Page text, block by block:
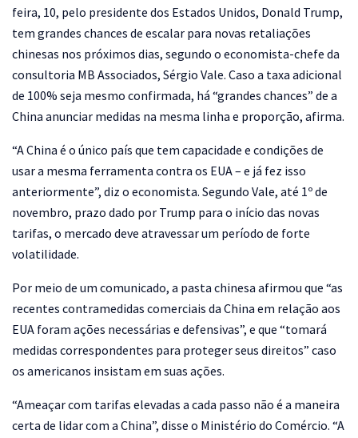
feira, 10, pelo presidente dos Estados Unidos, Donald Trump,
tem grandes chances de escalar para novas retaliações
chinesas nos próximos dias, segundo o economista-chefe da
consultoria MB Associados, Sérgio Vale. Caso a taxa adicional
de 100% seja mesmo confirmada, há “grandes chances” de a
China anunciar medidas na mesma linha e proporção, afirma.
“A China é o único país que tem capacidade e condições de
usar a mesma ferramenta contra os EUA – e já fez isso
anteriormente”, diz o economista. Segundo Vale, até 1º de
novembro, prazo dado por Trump para o início das novas
tarifas, o mercado deve atravessar um período de forte
volatilidade.
Por meio de um comunicado, a pasta chinesa afirmou que “as
recentes contramedidas comerciais da China em relação aos
EUA foram ações necessárias e defensivas”, e que “tomará
medidas correspondentes para proteger seus direitos” caso
os americanos insistam em suas ações.
“Ameaçar com tarifas elevadas a cada passo não é a maneira
certa de lidar com a China”, disse o Ministério do Comércio. “A